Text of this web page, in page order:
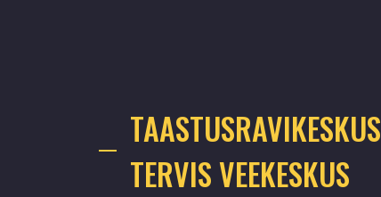
TAASTUSRAVIKESKUS
TERVIS VEEKESKUS